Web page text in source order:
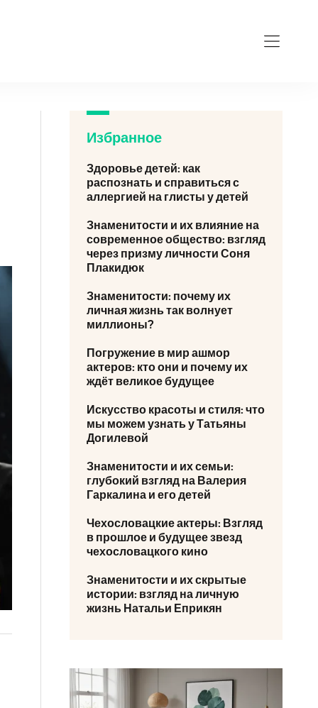
Избранное
Здоровье детей: как
распознать и справиться с
аллергией на глисты у детей
Знаменитости и их влияние на
современное общество: взгляд
через призму личности Соня
Плакидюк
Знаменитости: почему их
личная жизнь так волнует
миллионы?
Погружение в мир ашмор
актеров: кто они и почему их
ждёт великое будущее
Искусство красоты и стиля: что
мы можем узнать у Татьяны
Догилевой
Знаменитости и их семьи:
глубокий взгляд на Валерия
Гаркалина и его детей
Чехословацкие актеры: Взгляд
в прошлое и будущее звезд
чехословацкого кино
Знаменитости и их скрытые
истории: взгляд на личную
жизнь Натальи Еприкян